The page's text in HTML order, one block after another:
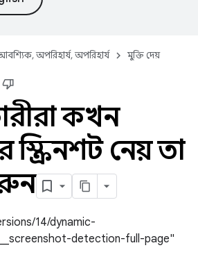
অপরিহার্য, অপরিহার্য মুক্তি দেয়
কখন
স্ক্রিনশট নেয় তা
14/dynamic-
detection-full-page"